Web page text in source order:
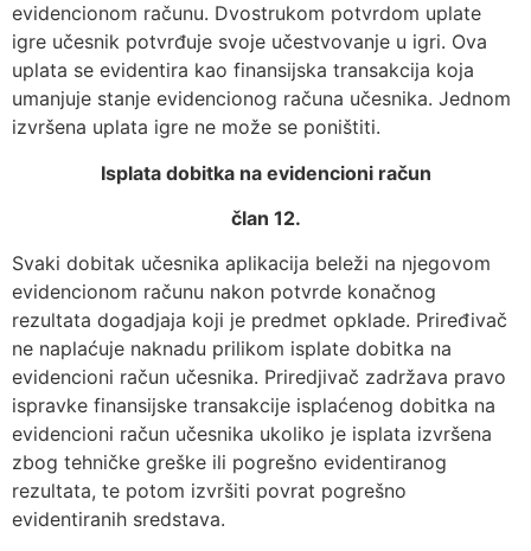
evidencionom računu. Dvostrukom potvrdom uplate
igre učesnik potvrđuje svoje učestvovanje u igri. Ova
uplata se evidentira kao finansijska transakcija koja
umanjuje stanje evidencionog računa učesnika. Jednom
izvršena uplata igre ne može se poništiti.
Isplata dobitka na evidencioni račun
član 12.
Svaki dobitak učesnika aplikacija beleži na njegovom
evidencionom računu nakon potvrde konačnog
rezultata dogadjaja koji je predmet opklade. Priređivač
ne naplaćuje naknadu prilikom isplate dobitka na
evidencioni račun učesnika. Priredjivač zadržava pravo
ispravke finansijske transakcije isplaćenog dobitka na
evidencioni račun učesnika ukoliko je isplata izvršena
zbog tehničke greške ili pogrešno evidentiranog
rezultata, te potom izvršiti povrat pogrešno
evidentiranih sredstava.